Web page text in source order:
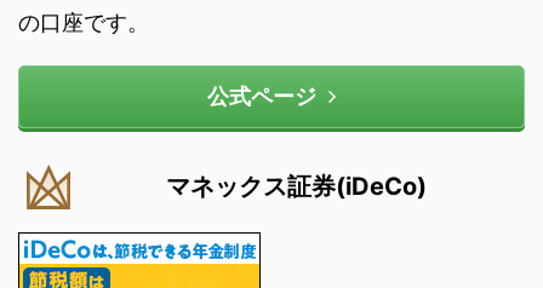
の口座です。
公式ページ
マネックス証券(iDeCo)